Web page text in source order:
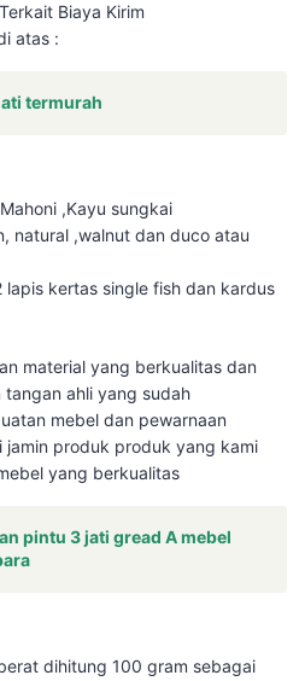
Biaya Kirim
atas :
termurah
,Kayu sungkai
natural ,walnut dan duco atau
kertas single fish dan kardus
material yang berkualitas dan
ahli yang sudah
mebel dan pewarnaan
jamin produk produk yang kami
yang berkualitas
pintu 3 jati gread A mebel
dihitung 100 gram sebagai